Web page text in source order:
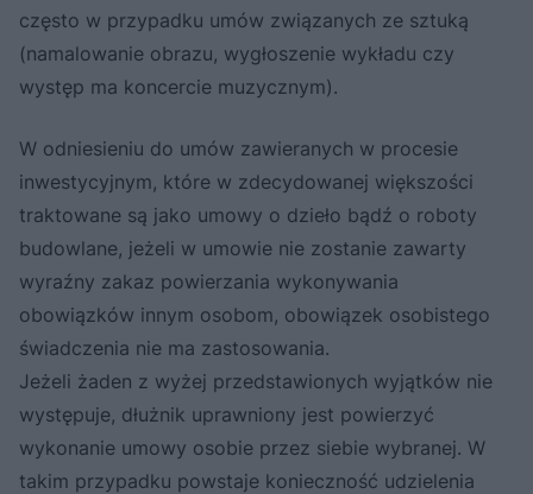
często w przypadku umów związanych ze sztuką
(namalowanie obrazu, wygłoszenie wykładu czy
występ ma koncercie muzycznym).
W odniesieniu do umów zawieranych w procesie
inwestycyjnym, które w zdecydowanej większości
traktowane są jako umowy o dzieło bądź o roboty
budowlane, jeżeli w umowie nie zostanie zawarty
wyraźny zakaz powierzania wykonywania
obowiązków innym osobom, obowiązek osobistego
świadczenia nie ma zastosowania.
Jeżeli żaden z wyżej przedstawionych wyjątków nie
występuje, dłużnik uprawniony jest powierzyć
wykonanie umowy osobie przez siebie wybranej. W
takim przypadku powstaje konieczność udzielenia